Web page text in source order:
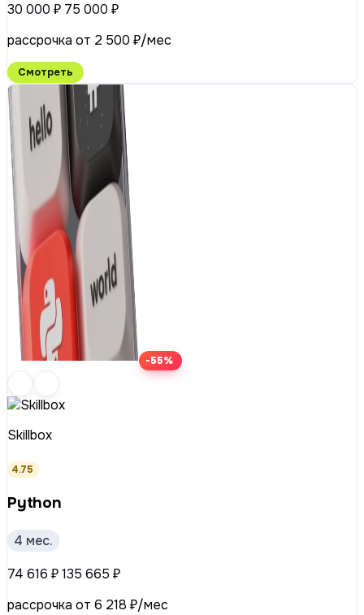
30 000 ₽ 75 000 ₽
рассрочка от 2 500 ₽/мес
Смотреть
-55%
Skillbox
4.75
Python
4 мес.
74 616 ₽135 665 ₽
рассрочка от 6 218 ₽/мес